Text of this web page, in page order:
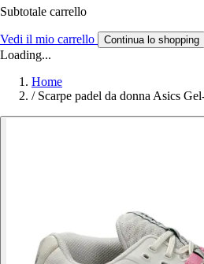
Subtotale carrello
Vedi il mio carrello Continua lo shopping
Loading...
Home
/ Scarpe padel da donna Asics